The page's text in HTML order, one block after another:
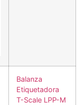
Balanza
Etiquetadora
T-Scale LPP-M